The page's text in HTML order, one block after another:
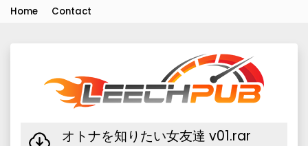
Home Contact
オトナを知りたい女友達 v01.rar